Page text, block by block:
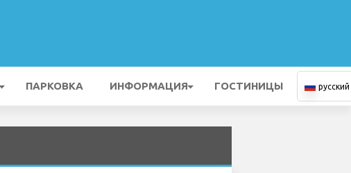
ПАРКОВКА ИНФОРМАЦИЯ ГОСТИНИЦЫ русский